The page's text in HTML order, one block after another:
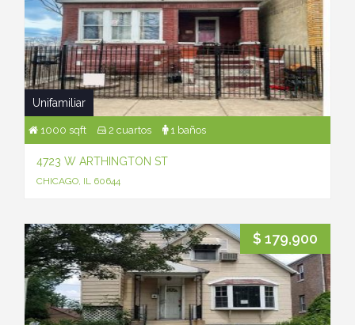
Unifamiliar
1000 sqft 2 cuartos 1 baños
4723 W ARTHINGTON ST
CHICAGO, IL 60644
$ 179,900